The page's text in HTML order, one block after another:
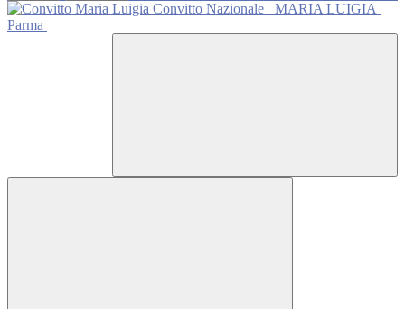
Convitto Nazionale
MARIA LUIGIA
Parma